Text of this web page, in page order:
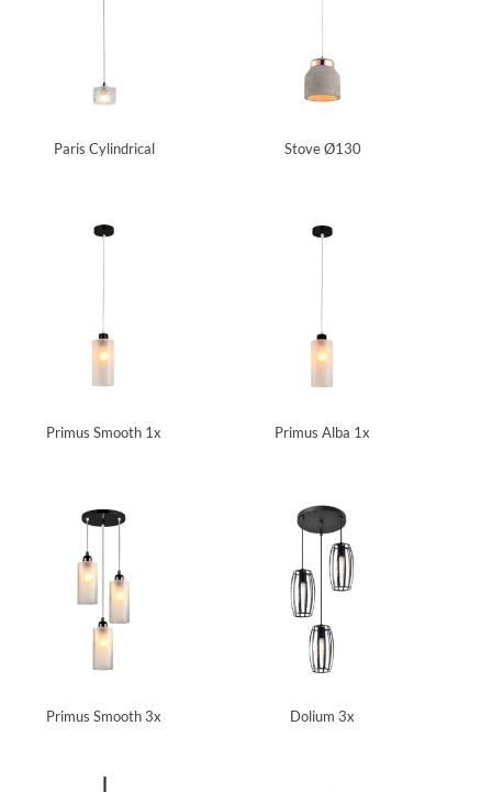
Paris Cylindrical Stove Ø130
Primus Smooth 1x Primus Alba 1x
Primus Smooth 3x Dolium 3x